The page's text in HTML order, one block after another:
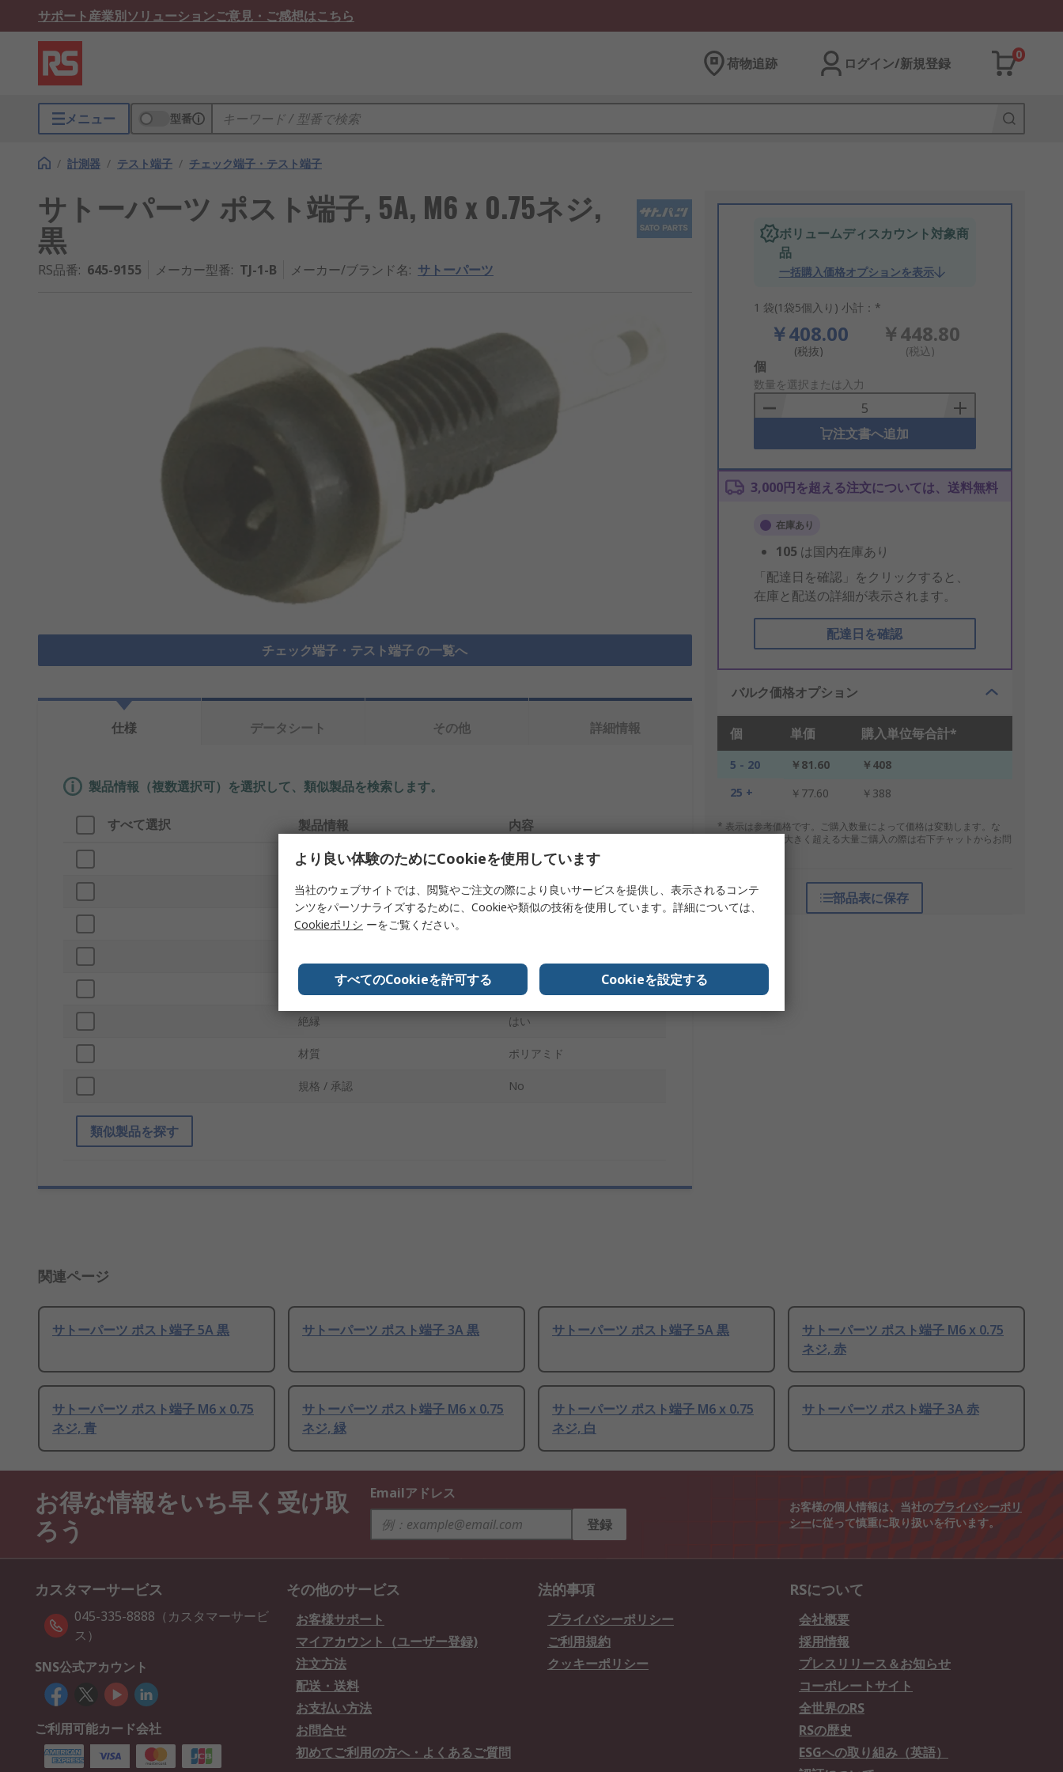
サポート産業別ソリューションご意見・ご感想はこちら
荷物追跡 ログイン/新規登録
0
メニュー 型番
/ 計測器 / テスト端子 / チェック端子・テスト端子
サトーパーツ ポスト端子, 5A, M6 x 0.75ネジ,
黒
RS品番: 645-9155 メーカー型番: TJ-1-B メーカー/ブランド名: サトーパーツ
チェック端子・テスト端子 の一覧へ
ボリュームディスカウント対象商
品
一括購入価格オプションを表示
1 袋(1袋5個入り) 小計：*
￥408.00
(税抜)
￥448.80
(税込)
Add
to
Basket
個
数量を選択または入力
注文書へ追加
3,000円を超える注文については、送料無料
在庫あり
105 は国内在庫あり
「配達日を確認」をクリックすると、
在庫と配送の詳細が表示されます。
配達日を確認
バルク価格オプション
個 単価 購入単位毎合計*
5 - 20 ￥81.60
￥408
25 +
￥77.60 ￥388
* 表示は参考価格です。ご購入数量によって価格は変動します。な
お、上記数量を大きく超える大量ご購入の際は右下チャットからお問
部品表に保存
仕様 データシート その他 詳細情報
製品情報（複数選択可）を選択して、類似製品を検索します。
すべて選択 製品情報 内容
ブランド サトーパーツ
プロダクトタイプ ポスト端子
色
ネジサイズ M6 x 0.75
絶縁 はい
材質 ポリアミド
規格 / 承認 No
類似製品を探す
関連ページ
サトーパーツ ポスト端子 5A 黒 サトーパーツ ポスト端子 3A 黒 サトーパーツ ポスト端子 5A 黒
サトーパーツ ポスト端子 M6 x 0.75
ネジ, 赤
サトーパーツ ポスト端子 M6 x 0.75
ネジ, 青
サトーパーツ ポスト端子 M6 x 0.75
ネジ, 緑
サトーパーツ ポスト端子 M6 x 0.75
ネジ, 白
サトーパーツ ポスト端子 3A 赤
お得な情報をいち早く受け取
ろう
Emailアドレス
登録
お客様の個人情報は、当社のプライバシーポリ
シーに従って慎重に取り扱いを行います。
カスタマーサービス
045-335-8888（カスタマーサービ
ス）
SNS公式アカウント
ご利用可能カード会社
その他のサービス
お客様サポート
マイアカウント（ユーザー登録)
注文方法
配送・送料
お支払い方法
お問合せ
初めてご利用の方へ・よくあるご質問
法的事項
プライバシーポリシー
ご利用規約
クッキーポリシー
RSについて
会社概要
採用情報
プレスリリース＆お知らせ
コーポレートサイト
全世界のRS
RSの歴史
ESGへの取り組み（英語）
より良い体験のためにCookieを使用しています
当社のウェブサイトでは、閲覧やご注文の際により良いサービスを提供し、表示されるコンテ
ンツをパーソナライズするために、Cookieや類似の技術を使用しています。詳細については、
Cookieポリシ ーをご覧ください。
すべてのCookieを許可する Cookieを設定する